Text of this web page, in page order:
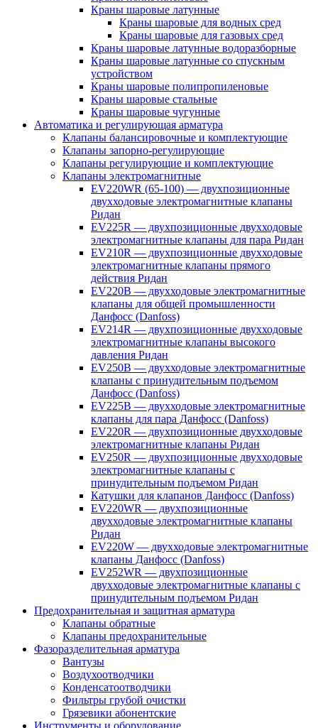
Краны шаровые латунные
Краны шаровые для водных сред
Краны шаровые для газовых сред
Краны шаровые латунные водоразборные
Краны шаровые латунные со спускным
устройством
Краны шаровые полипропиленовые
Краны шаровые стальные
Краны шаровые чугунные
Автоматика и регулирующая арматура
Клапаны балансировочные и комплектующие
Клапаны запорно-регулирующие
Клапаны регулирующие и комплектующие
Клапаны электромагнитные
EV220WR (65-100) — двухпозиционные
двухходовые электромагнитные клапаны
Ридан
EV225R — двухпозиционные двухходовые
электромагнитные клапаны для пара Ридан
EV210R — двухпозиционные двухходовые
электромагнитные клапаны прямого
действия Ридан
EV220B — двухходовые электромагнитные
клапаны для общей промышленности
Данфосс (Danfoss)
EV214R — двухпозиционные двухходовые
электромагнитные клапаны высокого
давления Ридан
EV250B — двухходовые электромагнитные
клапаны с принудительным подъемом
Данфосс (Danfoss)
EV225B — двухходовые электромагнитные
клапаны для пара Данфосс (Danfoss)
EV220R — двухпозиционные двухходовые
электромагнитные клапаны Ридан
EV250R — двухпозиционные двухходовые
электромагнитные клапаны с
принудительным подъемом Ридан
Катушки для клапанов Данфосс (Danfoss)
EV220WR — двухпозиционные
двухходовые электромагнитные клапаны
Ридан
EV220W — двухходовые электромагнитные
клапаны Данфосс (Danfoss)
EV252WR — двухпозиционные
двухходовые электромагнитные клапаны с
принудительным подъемом Ридан
Предохранительная и защитная арматура
Клапаны обратные
Клапаны предохранительные
Фазоразделительная арматура
Вантузы
Воздухоотводчики
Конденсатоотводчики
Фильтры грубой очистки
Грязевики абонентские
Инструменты и оборудование